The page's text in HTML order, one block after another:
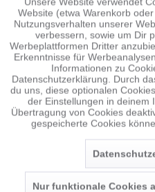
GOPRO HERO
199,00 €
UVP: 229,00 €1
Funktionale
Tracking
Personalisierung
Service
Website (etwa Warenkorb
Nutzungsverhalten unserer
verbessern, sowie um Dir
Werbeplattformen Dritter
Erkenntnisse für
Informationen zu
Datenschutzerklärung. Durch
du uns, diese optionalen
der Einstellungen in deinem
Übertragung von Cookies
gespeicherte Cookies
Nur funktionale Cookies